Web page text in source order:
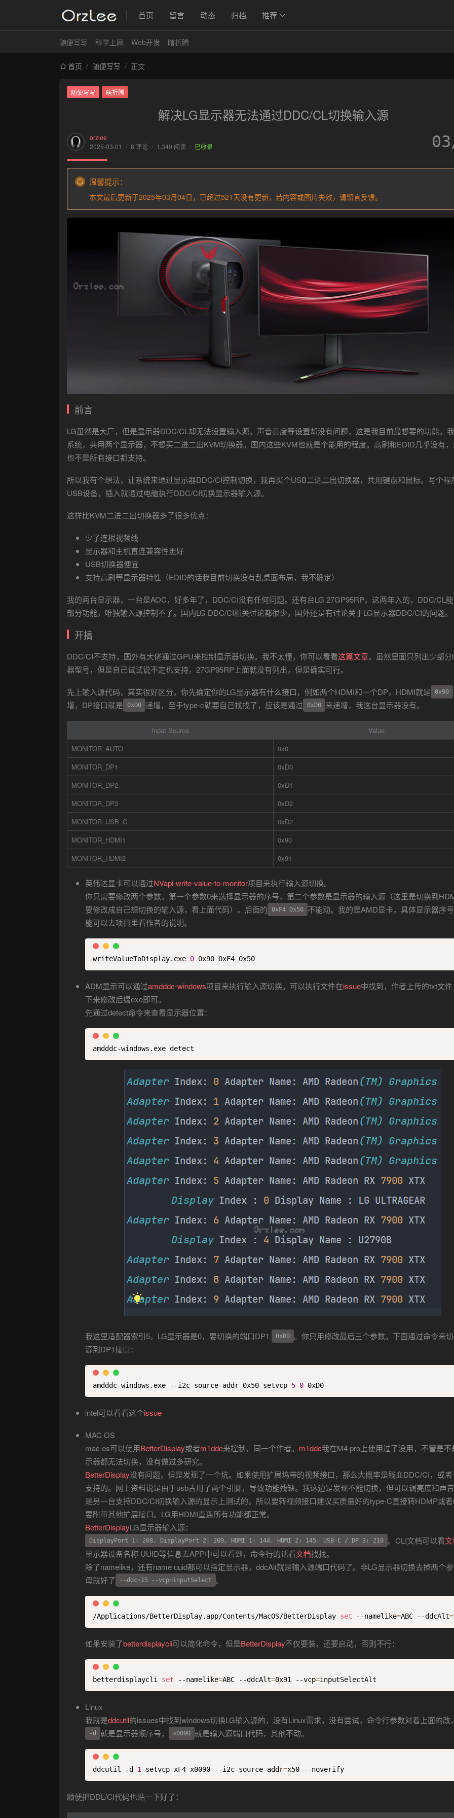
首页 留言 动态 归档 推荐
随便写写 科学上网 Web开发 瞎折腾
首页 / 随便写写 / 正文
随便写写 瞎折腾
解决LG显示器无法通过DDC/CL切换输入源
orzlee
2025-03-01 / 8 评论 / 1,349 阅读 / 已收录
温馨提示：
本文最后更新于2025年03月04日，已超过521天没有更新，若内容或图片失效，请留言反馈。
前言
LG虽然是大厂，但是显示器DDC/CL却无法设置输入源。声音亮度等设置却没有问题，这是我目前最想要的功能。
系统，共用两个显示器，不想买二进二出KVM切换器。国内这些KVM也就是个能用的程度。高刷和EDID几乎没有
也不是所有接口都支持。
所以我有个想法，让系统来通过显示器DDC/CI控制切换，我再买个USB二进二出切换器，共用键盘和鼠标。写个程
USB设备，插入就通过电脑执行DDC/CI切换显示器输入源。
这样比KVM二进二出切换器多了很多优点：
少了连根视频线
显示器和主机直连兼容性更好
USB切换器便宜
支持高刷等显示器特性（EDID的话我目前切换没有乱桌面布局，我不确定）
我的两台显示器，一台是AOC，好多年了，DDC/CI没有任何问题。还有台LG 27GP95RP，这两年入的，DDC/CL
部分功能，唯独输入源控制不了。国内LG DDC/CI相关讨论都很少，国外还是有讨论关于LG显示器DDC/CI的问题。
开搞
DDC/CI不支持，国外有大佬通过GPU来控制显示器切换。我不太懂，你可以看看这篇文章。虽然里面只列出少部分
器型号，但是自己试试说不定也支持，27GP95RP上面就没有列出，但是确实可行。
先上输入源代码，其实很好区分，你先确定你的LG显示器有什么接口，例如两个HDMI和一个DP，HDMI就是 0x90
增，DP接口就是
0xD0 递增，至于type-c就要自己找找了，应该是通过 0xD0 来递增，我这台显示器没有。
Input Source
Value
MONITOR_AUTO
0x0
MONITOR_DP1
0xD0
MONITOR_DP2
0xD1
MONITOR_DP3
0xD2
MONITOR_USB_C
0xD2
MONITOR_HDMI1
0x90
MONITOR_HDMI2
0x91
英伟达显卡可以通过NVapi-write-value-to-monitor项目来执行输入源切换。
你只需要修改两个参数，第一个参数0来选择显示器的序号，第二个参数是显示器的输入源（这里是切换到
要修改成自己想切换的输入源，看上面代码）。后面的
0xF4 0x50
不能动。我的是AMD显卡，具体显示器序
能可以去项目里看作者的说明。
writeValueToDisplay.exe 0 0x90 0xF4 0x50
ADM显示可以通过amdddc-windows项目来执行输入源切换。可以执行文件在issue中找到，作者上传的txt文
下来修改后缀exe即可。
先通过detect命令来查看显示器位置：
amdddc-windows.exe detect
我这里适配器索引5，LG显示器是0，要切换的端口DP1 0xD0
。你只用修改最后三个参数。下面通过命令来
源到DP1接口：
amdddc-windows.exe --i2c-source-addr 0x50 setvcp 5 0 0xD0
intel可以看看这个issue
MAC OS
mac os可以使用BetterDisplay或者m1ddc来控制，同一个作者。 m1ddc我在M4 pro上使用过了没用，不管是不
示器都无法切换，没有做过多研究。
BetterDisplay没有问题，但是发现了一个坑。如果使用扩展坞带的视频接口，那么大概率是残血DDC/CI，或
支持的。网上资料说是由于usb占用了两个引脚，导致功能残缺。我这边是发现不能切换，但可以调亮度和声
是另一台支持DDC/CI切换输入源的显示上测试的。所以要转视频接口建议买质量好的type-C直接转HDMP或
要附带其他扩展接口。LG用HDMI直连所有功能都正常。
BetterDisplayLG显示器输入源：
DisplayPort 1: 208, DisplayPort 2: 209, HDMI 1: 144, HDMI 2: 145, USB-C / DP 3: 210 。CLI文档可以看
显示器设备名称 UUID等信息去APP中可以看到，命令行的话看文档找找。
除了namelike，还有name uuid都可以指定显示器，ddcAlt就是输入源端口代码了。非LG显示器切换去掉两个
母就好了
--ddc=15 --vcp=inputSelect 。
/Applications/BetterDisplay.app/Contents/MacOS/BetterDisplay set --namelike=ABC --ddcAlt=
如果安装了betterdisplaycli可以简化命令，但是BetterDisplay不仅要装，还要启动，否则不行：
betterdisplaycli set --namelike=ABC --ddcAlt=0x91 --vcp=inputSelectAlt
Linux
我就是ddcutil的issues中找到windows切换LG输入源的，没有Linux需求，没有尝试，命令行参数对着上面的改
-d 就是显示器顺序号， x0090 就是输入源端口代码，其他不动。
ddcutil -d 1 setvcp xF4 x0090 --i2c-source-addr=x50 --noverify
顺便把DDL/CI代码也贴一下好了：